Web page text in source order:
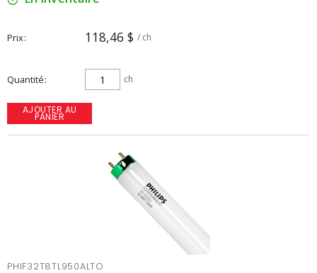
Prix 118,46 $ / ch
Quantité ch
AJOUTER AU
PANIER
PHIF32T8TL950ALTO